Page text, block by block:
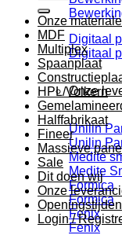
Digitaal
Digitaal
Onze
Unilin
Unilin
Medite
Medite
Formica
Formica
Fenix
Fenix
naar:
Onze
MDF
Multiplex
Spaanplaat
HPL/Volkern
Halffabrikaat
Fineer
Massieve
Sale
Dit doen wij
Onze
Openingstijden
Login /